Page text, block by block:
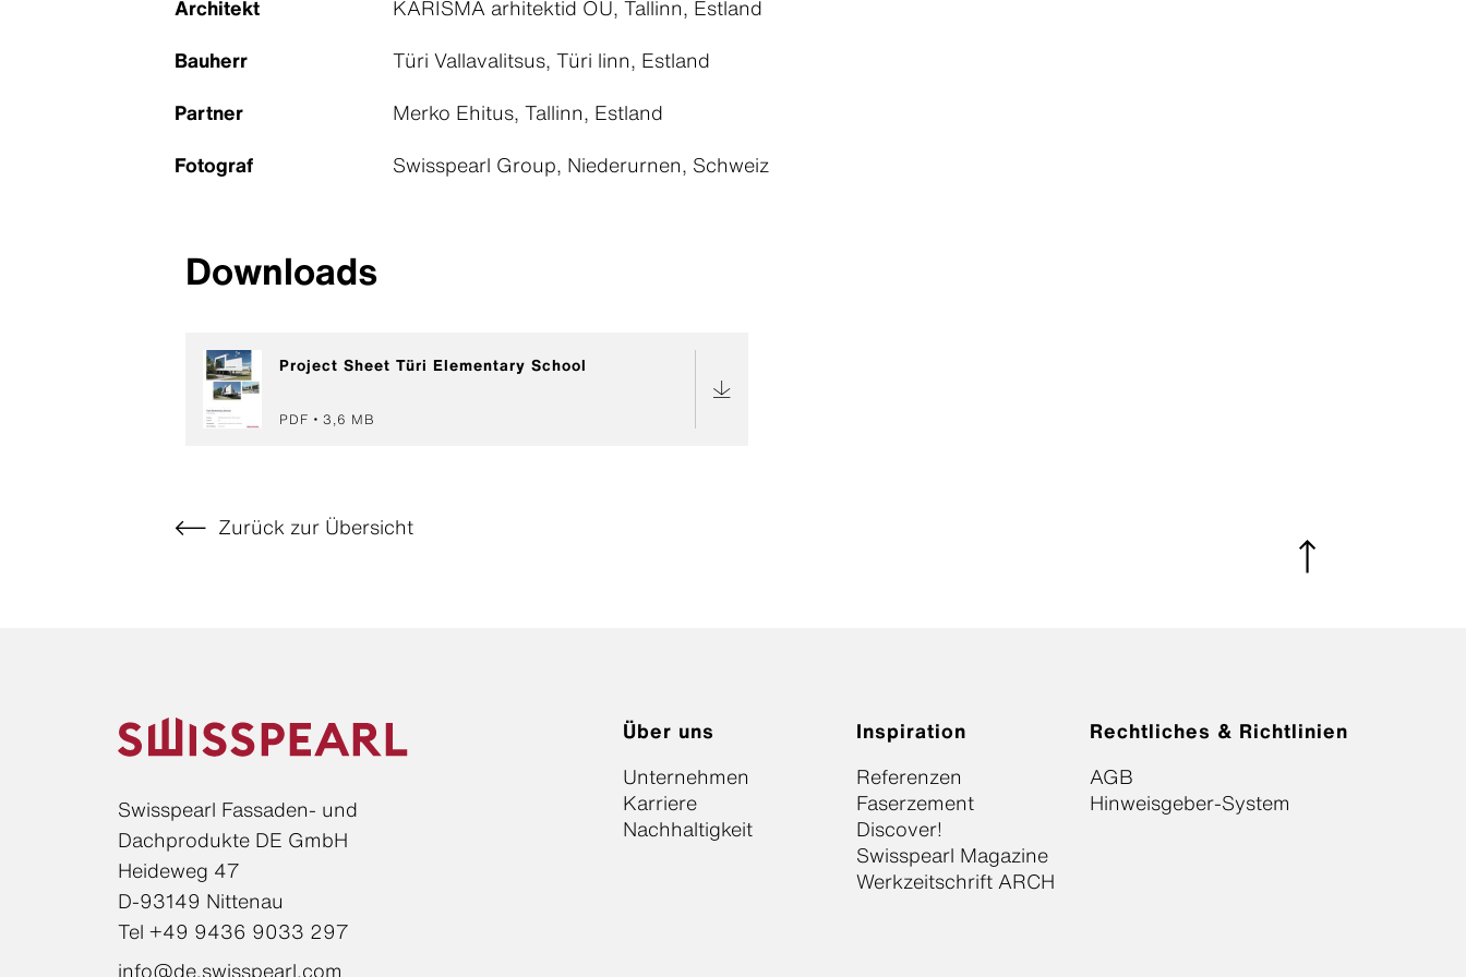
Architekt
KARISMA arhitektid OÜ, Tallinn, Estland
Bauherr
Türi Vallavalitsus, Türi linn, Estland
Partner
Merko Ehitus, Tallinn, Estland
Fotograf
Swisspearl Group, Niederurnen, Schweiz
Downloads
Project Sheet Türi Elementary School
PDF 3,6 MB
Zurück zur Übersicht
Swisspearl Fassaden- und
Dachprodukte DE GmbH
Heideweg 47
D-93149 Nittenau
Tel +49 9436 9033 297
info@de.swisspearl.com
Über uns
Unternehmen
Karriere
Nachhaltigkeit
Inspiration
Referenzen
Faserzement
Discover!
Swisspearl Magazine
Werkzeitschrift ARCH
Rechtliches & Richtlinien
AGB
Hinweisgeber-System